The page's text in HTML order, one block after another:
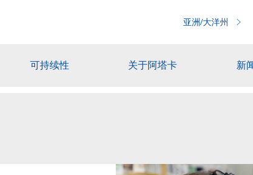
亚洲/大洋州
可持续性 关于阿塔卡 新